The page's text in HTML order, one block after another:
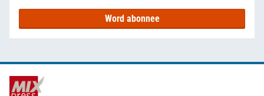
Word abonnee